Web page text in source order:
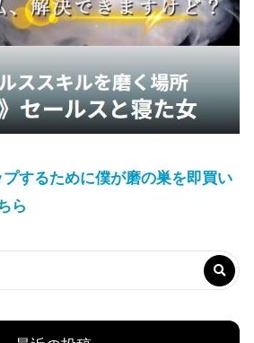
するために僕が磨の巣を即買い
ら